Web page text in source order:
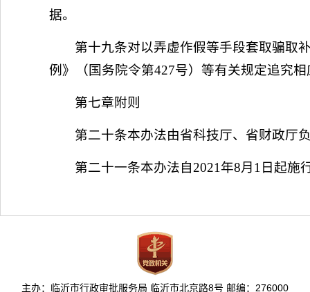
据。
第十九条对以弄虚作假等手段套取骗取
例》（国务院令第427号）等有关规定追究
第七章附则
第二十条本办法由省科技厅、省财政厅
第二十一条本办法自2021年8月1日起施
主办：临沂市行政审批服务局 临沂市北京路8号 邮编：276000